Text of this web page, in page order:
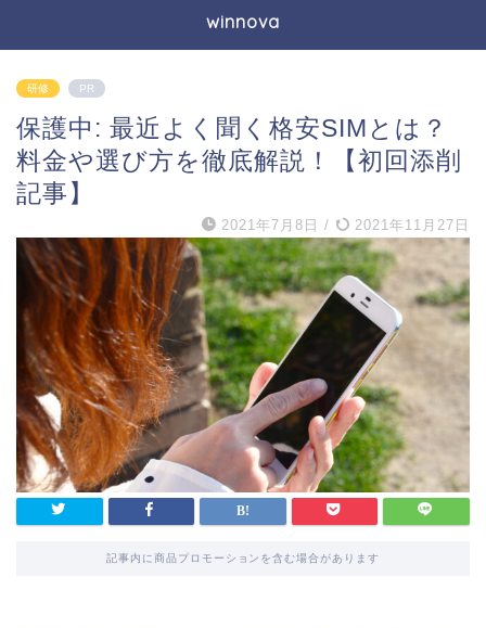
winnova
研修 PR
保護中: 最近よく聞く格安SIMとは？
料金や選び方を徹底解説！【初回添削
記事】
2021年7月8日 / 2021年11月27日
記事内に商品プロモーションを含む場合があります